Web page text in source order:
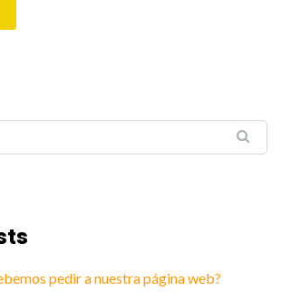
pedir a nuestra página web?